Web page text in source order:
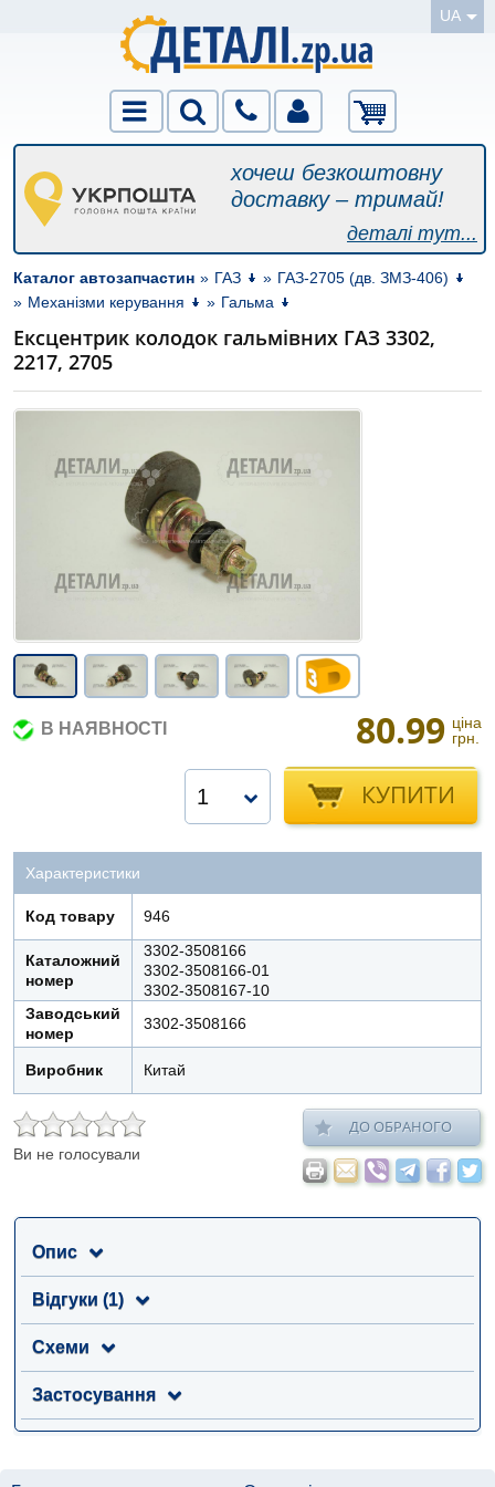
UA
хочеш безкоштовну
доставку – тримай!
деталі тут...
Каталог автозапчастин » ГАЗ » ГАЗ-2705 (дв. ЗМЗ-406)
» Механізми керування » Гальма
Ексцентрик колодок гальмівних ГАЗ 3302,
2217, 2705
В НАЯВНОСТІ 80.99 ціна
грн.
КУПИТИ
1
Характеристики
Код товару 946
Каталожний
номер
3302-3508166
3302-3508166-01
3302-3508167-10
Заводський
номер
3302-3508166
Виробник Китай
Ви не голосували
ДО ОБРАНОГО
Опис
Відгуки (1)
Схеми
Застосування